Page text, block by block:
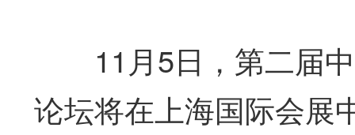
11月5日，第二届中
论坛将在上海国际会展